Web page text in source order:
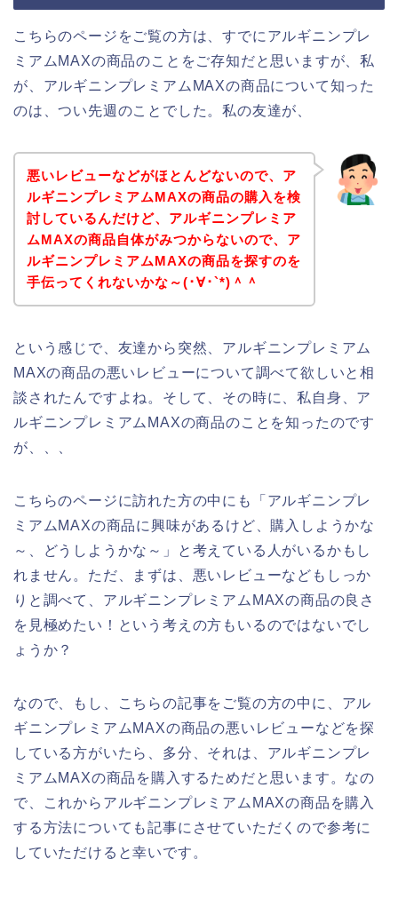
こちらのページをご覧の方は、すでにアルギニンプレ
ミアムMAXの商品のことをご存知だと思いますが、私
が、アルギニンプレミアムMAXの商品について知った
のは、つい先週のことでした。私の友達が、
悪いレビューなどがほとんどないので、ア
ルギニンプレミアムMAXの商品の購入を検
討しているんだけど、アルギニンプレミア
ムMAXの商品自体がみつからないので、ア
ルギニンプレミアムMAXの商品を探すのを
手伝ってくれないかな～(･∀･`*)＾＾
という感じで、友達から突然、アルギニンプレミアム
MAXの商品の悪いレビューについて調べて欲しいと相
談されたんですよね。そして、その時に、私自身、ア
ルギニンプレミアムMAXの商品のことを知ったのです
が、、、
こちらのページに訪れた方の中にも「アルギニンプレ
ミアムMAXの商品に興味があるけど、購入しようかな
～、どうしようかな～」と考えている人がいるかもし
れません。ただ、まずは、悪いレビューなどもしっか
りと調べて、アルギニンプレミアムMAXの商品の良さ
を見極めたい！という考えの方もいるのではないでし
ょうか？
なので、もし、こちらの記事をご覧の方の中に、アル
ギニンプレミアムMAXの商品の悪いレビューなどを探
している方がいたら、多分、それは、アルギニンプレ
ミアムMAXの商品を購入するためだと思います。なの
で、これからアルギニンプレミアムMAXの商品を購入
する方法についても記事にさせていただくので参考に
していただけると幸いです。